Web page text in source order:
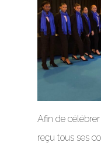
Afin de
reçu tous ses